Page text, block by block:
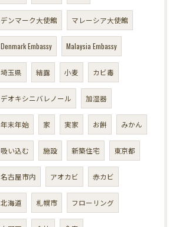
デンマーク大使館 マレーシア大使館
Denmark Embassy Malaysia Embassy
埼玉県 結露 小麦 カビ毒
デオキシニバレノール 加湿器
年末年始 家 実家 お餅 みかん
吸い込む 施設 新築住宅 東京都
名古屋市内 アオカビ 赤カビ
北海道 札幌市 フローリング